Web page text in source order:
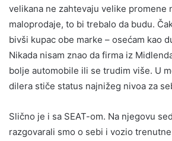
velikana ne zahtevaju velike promene
maloprodaje, to bi trebalo da budu.
bivši kupac obe marke – osećam kao
Nikada nisam znao da firma iz
bolje automobile ili se trudim više. U
dilera stiče status najnižeg nivoa za
Slično je i sa SEAT-om. Na njegovu
razgovarali smo o sebi i vozio